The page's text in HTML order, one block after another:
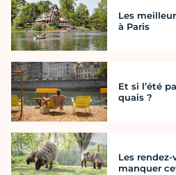
Les
à Paris
Et si l’été
quais ?
Les
manquer